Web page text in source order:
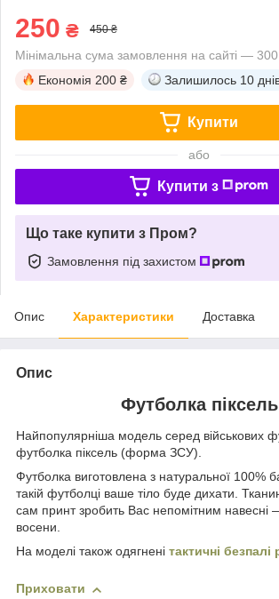
250 ₴ 450 ₴
Мінімальна сума замовлення на сайті —
Економія 200 ₴ Залишилось 10
Купити
або
Купити з
Що таке купити з Пром?
Замовлення під захистом
Опис Характеристики Доставка
Опис
Футболка піксель
Найпопулярніша модель серед військових
футболка піксель (форма ЗСУ).
Футболка виготовлена з натуральної 100%
такій футболці ваше тіло буде дихати.
сам принт зробить Вас непомітним навесні
восени.
На моделі також одягнені тактичні безпалі
Приховати